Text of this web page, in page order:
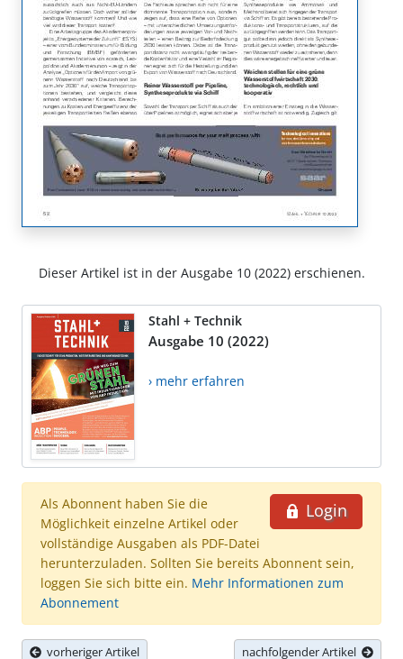
Dieser Artikel ist in der Ausgabe 10 (2022) erschienen.
Stahl + Technik
Ausgabe 10 (2022)
› mehr erfahren
Login
Als Abonnent haben Sie die
Möglichkeit einzelne Artikel oder
vollständige Ausgaben als PDF-Datei
herunterzuladen. Sollten Sie bereits Abonnent sein,
loggen Sie sich bitte ein. Mehr Informationen zum
Abonnement
vorheriger Artikel nachfolgender Artikel